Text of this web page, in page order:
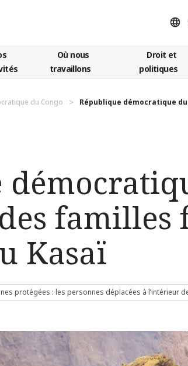
Où nous
travaillons
Droit et
politiques
du Congo République démocratique du
familles
Kasaï
protégées : les personnes déplacées à l’intérieur